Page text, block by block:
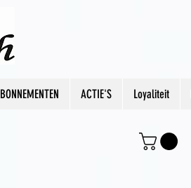
ACTIE'S Loyaliteit